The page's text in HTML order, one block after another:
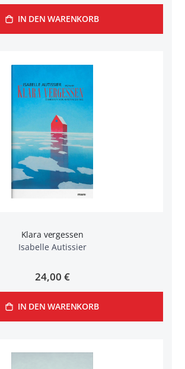
IN DEN WARENKORB
Klara vergessen
Isabelle Autissier
24,00 €
IN DEN WARENKORB